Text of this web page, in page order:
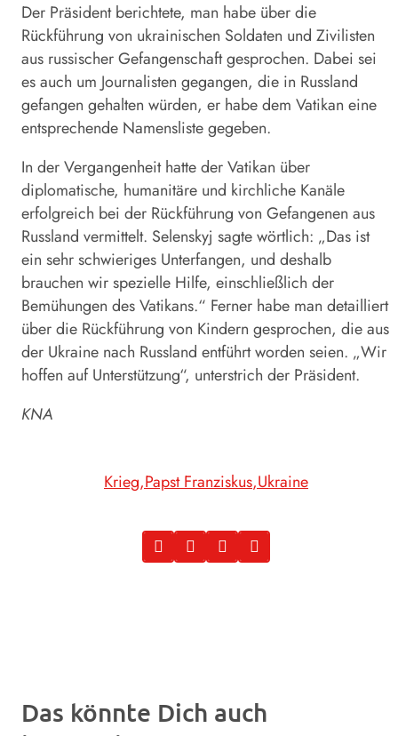
Der Präsident berichtete, man habe über die
Rückführung von ukrainischen Soldaten und Zivilisten
aus russischer Gefangenschaft gesprochen. Dabei sei
es auch um Journalisten gegangen, die in Russland
gefangen gehalten würden, er habe dem Vatikan eine
entsprechende Namensliste gegeben.
In der Vergangenheit hatte der Vatikan über
diplomatische, humanitäre und kirchliche Kanäle
erfolgreich bei der Rückführung von Gefangenen aus
Russland vermittelt. Selenskyj sagte wörtlich: „Das ist
ein sehr schwieriges Unterfangen, und deshalb
brauchen wir spezielle Hilfe, einschließlich der
Bemühungen des Vatikans.“ Ferner habe man detailliert
über die Rückführung von Kindern gesprochen, die aus
der Ukraine nach Russland entführt worden seien. „Wir
hoffen auf Unterstützung“, unterstrich der Präsident.
KNA
Krieg Papst Franziskus Ukraine
Das könnte Dich auch